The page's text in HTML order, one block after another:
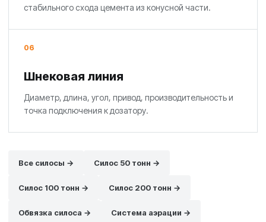
стабильного схода цемента из конусной части.
06
Шнековая линия
Диаметр, длина, угол, привод, производительность и
точка подключения к дозатору.
Все силосы → Силос 50 тонн →
Силос 100 тонн → Силос 200 тонн →
Обвязка силоса → Система аэрации →